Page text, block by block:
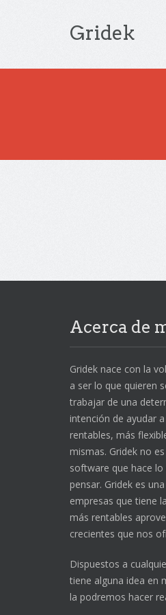
Gridek
Acerca de
Gridek nace con la
a ser lo que quieren
trabajar de una
intención de ayudar
rentables, más
mismas. Gridek no
software que hace lo
pensar. Gridek es
empresas que tiene
más rentables
crecientes que nos
Dispuestos a
tiene alguna idea en
la podremos hacer